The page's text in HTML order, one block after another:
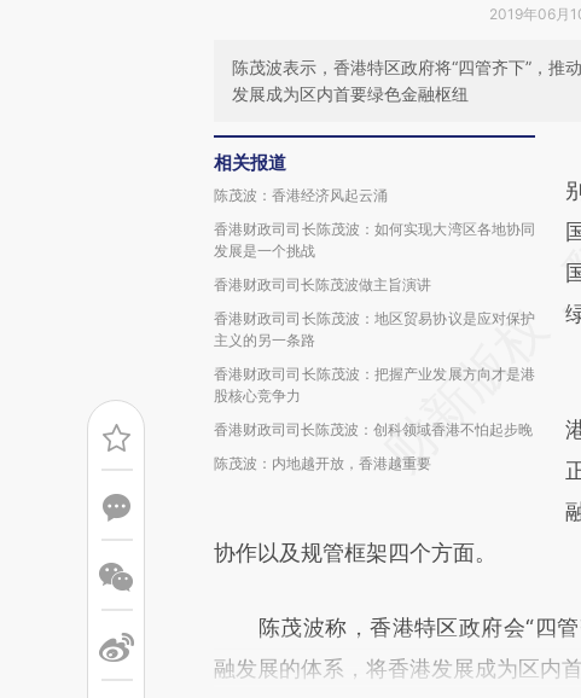
2019年06月
陈茂波表示，香港特区政府将“四管齐下”，推
发展成为区内首要绿色金融枢纽
相关报道
陈茂波：香港经济风起云涌
香港财政司司长陈茂波：如何实现大湾区各地协同
发展是一个挑战
香港财政司司长陈茂波做主旨演讲
香港财政司司长陈茂波：地区贸易协议是应对保护
主义的另一条路
香港财政司司长陈茂波：把握产业发展方向才是港
股核心竞争力
香港财政司司长陈茂波：创科领域香港不怕起步晚
陈茂波：内地越开放，香港越重要
协作以及规管框架四个方面。
陈茂波称，香港特区政府会“四管
融发展的体系，将香港发展成为区内